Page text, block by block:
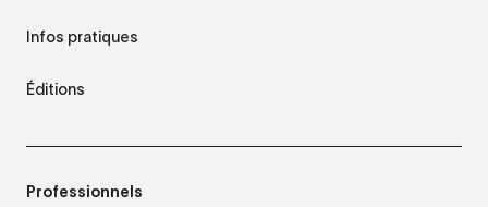
Infos pratiques
Éditions
Professionnels